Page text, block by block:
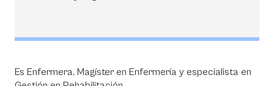
Es Enfermera, Magíster en Enfermería y especialista en